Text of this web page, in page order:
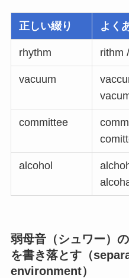
正しい綴り よく
rhythm rithm
vacuum
committee
alcohol
弱母音（シュワー）
を書き落とす（
environment）